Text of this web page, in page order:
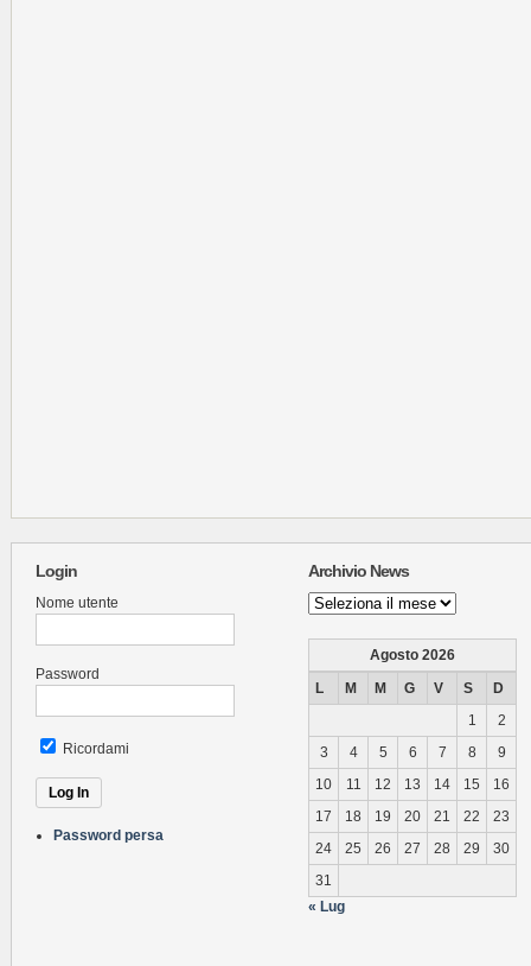
Login
Nome utente
Password
Ricordami
Password persa
Archivio News
Archivio
News
Agosto 2026
L
M M G V S
D
1
2
3
4 5 6 7 8
9
10
11 12 13 14 15
16
17
18 19 20 21 22
23
24
25 26 27 28 29
30
31
« Lug